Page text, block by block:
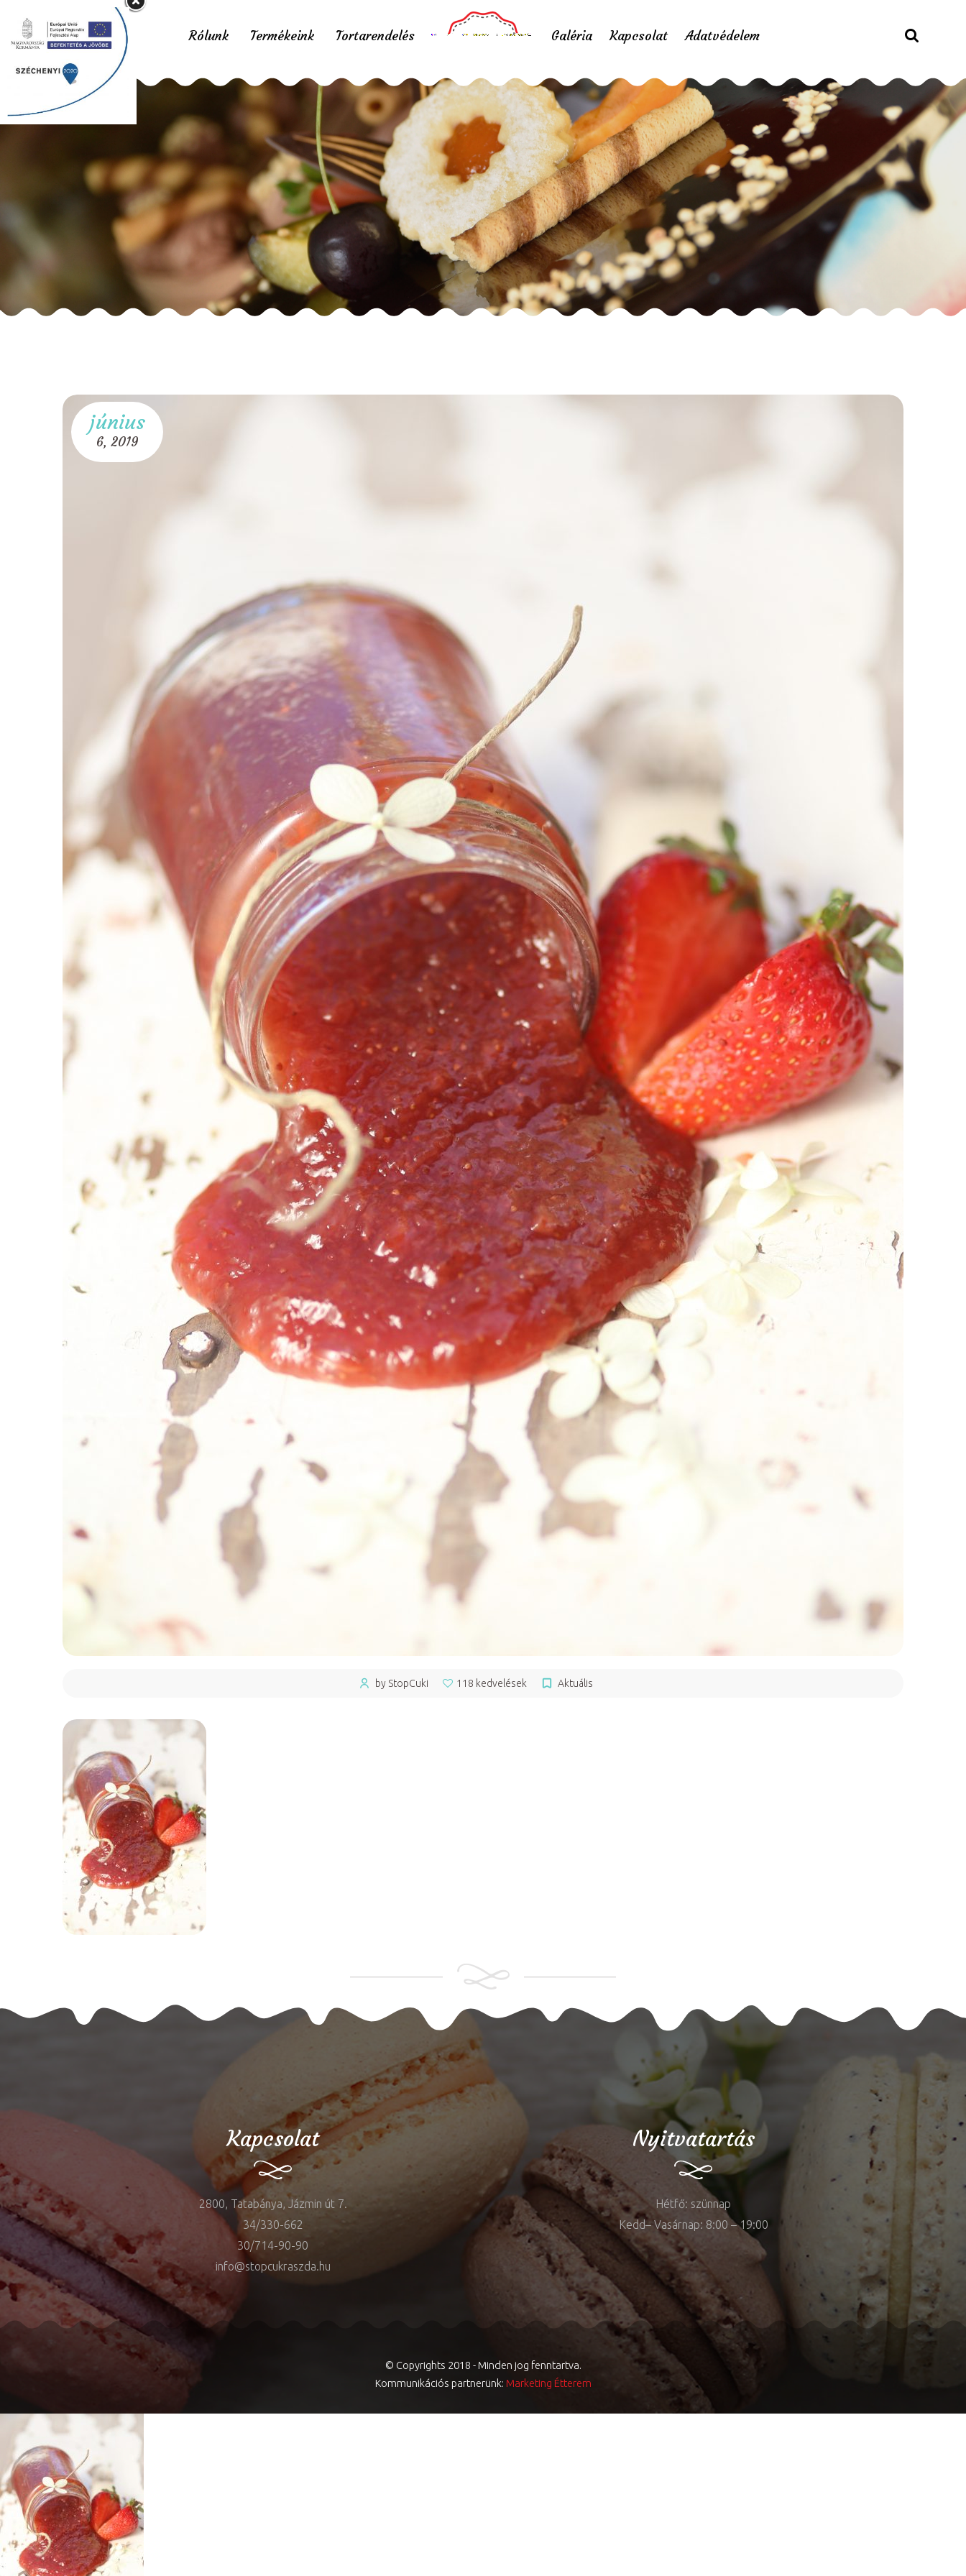
Rólunk Termékeink Tortarendelés Galéria Kapcsolat Adatvédelem
Friss eper lekvár magyar eperből
Home Friss eper lekvár magyar eperből
június
6, 2019
by StopCuki 118 kedvelések Aktuális
Kapcsolat
2800, Tatabánya, Jázmin út 7.
34/330-662
30/714-90-90
info@stopcukraszda.hu
Nyitvatartás
Hétfő: szünnap
Kedd– Vasárnap: 8:00 – 19:00
© Copyrights 2018 - Minden jog fenntartva.
Kommunikációs partnerünk: Marketing Étterem